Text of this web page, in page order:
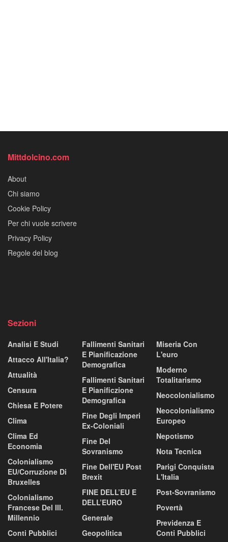
Mittdolcino.com
About
Chi siamo
Cookie Policy
Per chi vuole scrivere
Privacy Policy
Regole del blog
Sezioni
Analisi E Studi
Attacco All'Italia?
Attualità
Censura
Chiesa E Potere
Clima
Clima Ed
Economia
Colonialismo
EU/corruzione Di
Bruxelles
Colonialismo
Francese Del III.
Millennio
Conti Pubblici
Fallimenti Sanitari
E Pianificazione
Demografica
Fallimenti Sanitari
E Pianificzione
Demografica
Fine Degli Imperi
Ex-Coloniali
Fine Del
Sovranismo
Fine Dell'EU Post
Brexit
FINE DELL’EU E
DELL’EURO
Generale
Geopolitica
Miseria Con
L'euro
Moderno
Totalitarismo
Neocolonialismo
Neocolonialismo
Europeo
Nepotismo
Nota Tecnica
Parigi Conquista
L'Italia
Post-Sovranismo
Povertà
Previdenza E
Conti Pubblici